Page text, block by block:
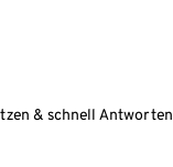
& schnell Antworten